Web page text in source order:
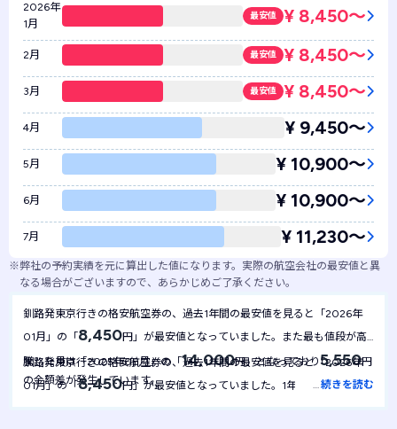
2026年
1月
最安値 ¥ 8,450〜
2月 最安値 ¥ 8,450〜
3月 最安値 ¥ 8,450〜
4月 ¥ 9,450〜
5月 ¥ 10,900〜
6月 ¥ 10,900〜
7月 ¥ 11,230〜
※弊社の予約実績を元に算出した値になります。実際の航空会社の最安値と異
なる場合がございますので、あらかじめご了承ください。
釧路発東京行きの格安航空券の、過去1年間の最安値を見ると「2026年
01月」の「 8,450円」が最安値となっていました。また最も値段が高
騰した月は「2025年08月」の「 14,000円」となっており5,550円
の金額差が発生しています。
釧路発東京行きの格安航空券の、過去1年間の最安値を見ると「2026年
01月」の「8,450円」が最安値となっていました。1年間を通して最安
…続きを読む